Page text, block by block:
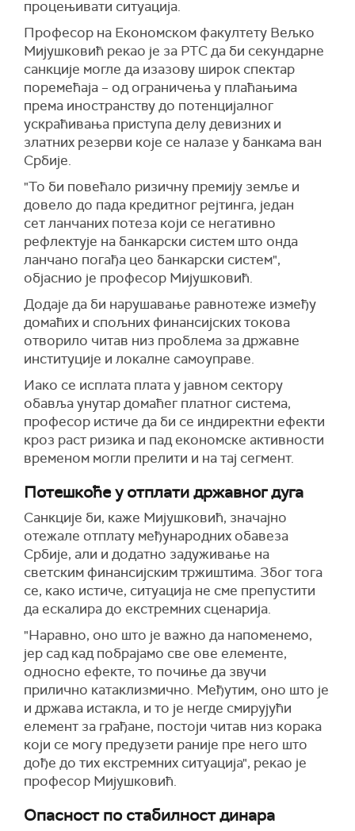
процењивати ситуација.
Професор на Економском факултету Вељко
Мијушковић рекао је за РТС да би секундарне
санкције могле да изазову широк спектар
поремећаја – од ограничења у плаћањима
према иностранству до потенцијалног
ускраћивања приступа делу девизних и
златних резерви које се налазе у банкама ван
Србије.
"То би повећало ризичну премију земље и
довело до пада кредитног рејтинга, један
сет ланчаних потеза који се негативно
рефлектује на банкарски систем што онда
ланчано погађа цео банкарски систем",
објаснио је професор Мијушковић.
Додаје да би нарушавање равнотеже између
домаћих и спољних финансијских токова
отворило читав низ проблема за државне
институције и локалне самоуправе.
Иако се исплата плата у јавном сектору
обавља унутар домаћег платног система,
професор истиче да би се индиректни ефекти
кроз раст ризика и пад економске активности
временом могли прелити и на тај сегмент.
Потешкоће у отплати државног дуга
Санкције би, каже Мијушковић, значајно
отежале отплату међународних обавеза
Србије, али и додатно задуживање на
светским финансијским тржиштима. Због тога
се, како истиче, ситуација не сме препустити
да ескалира до екстремних сценарија.
"Наравно, оно што је важно да напоменемо,
јер сад кад побрајамо све ове елементе,
односно ефекте, то почиње да звучи
прилично катаклизмично. Међутим, оно што је
и држава истакла, и то је негде смирујући
елемент за грађане, постоји читав низ корака
који се могу предузети раније пре него што
дође до тих екстремних ситуација", рекао је
професор Мијушковић.
Опасност по стабилност динара